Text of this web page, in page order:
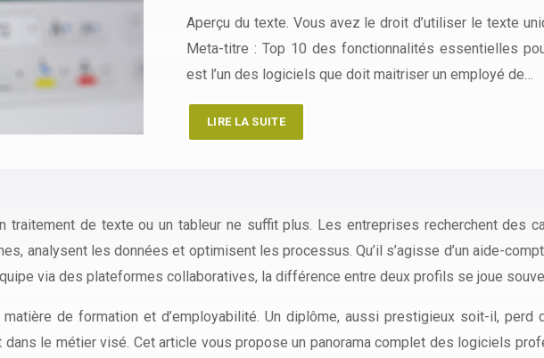
Aperçu du texte. Vous avez le droit d’utiliser le texte
Meta-titre : Top 10 des fonctionnalités essentielles
est l’un des logiciels que doit maitriser un employé de…
LIRE LA SUITE
traitement de texte ou un tableur ne suffit plus. Les entreprises recherchent des
analysent les données et optimisent les processus. Qu’il s’agisse d’un aide-
via des plateformes collaboratives, la différence entre deux profils se joue
de formation et d’employabilité. Un diplôme, aussi prestigieux soit-il, perd
le métier visé. Cet article vous propose un panorama complet des logiciels